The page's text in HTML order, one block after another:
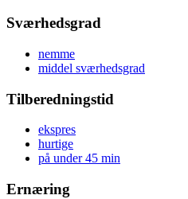
Sværhedsgrad
nemme
middel sværhedsgrad
Tilberedningstid
ekspres
hurtige
på under 45 min
Ernæring